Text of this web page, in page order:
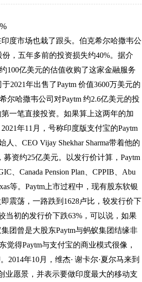
度市场也栽了跟头。伯克希尔哈撒韦公
份，五年多前的投资损失约40%。据介
100亿美元的估值收购了这家金融服务
2021年出售了Paytm 价值3600万美元的
尔哈撒韦公司对Paytm 约2.6亿美元的投
一笔直接投资。如果算上这两年的加
年11月，号称印度版支付宝的Paytm
、CEO Vijay Shekhar Sharma带着他的
资约25亿美元。以发行价计算，Paytm
、Canada Pension Plan、CPPIB、Abu
等。Paytm上市过程中，现有股东软银
震荡，一路跌到1628卢比，较发行价下
当初的发行价下跌63%，可以说，如果
团曾是大股东Paytm与蚂蚁集团结缘非
觉得Paytm与支付宝的商业模式很像，
2014年10月，维杰· 谢卡尔·夏尔马来到
业愿景，并表示要做印度最大的移动支